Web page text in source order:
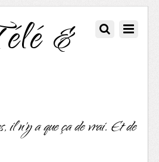
&
il n'y a que ça de vrai. Et de